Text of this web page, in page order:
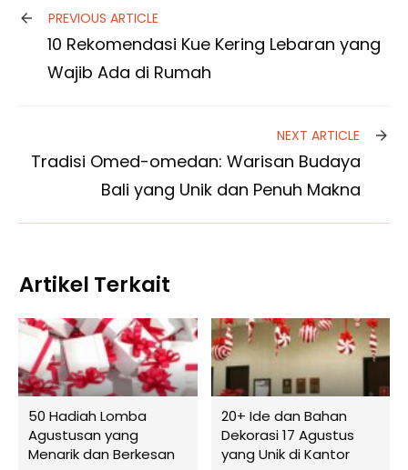
PREVIOUS ARTICLE
10 Rekomendasi Kue Kering Lebaran yang
Wajib Ada di Rumah
NEXT ARTICLE
Tradisi Omed-omedan: Warisan Budaya
Bali yang Unik dan Penuh Makna
Artikel Terkait
50 Hadiah Lomba
Agustusan yang
Menarik dan Berkesan
20+ Ide dan Bahan
Dekorasi 17 Agustus
yang Unik di Kantor